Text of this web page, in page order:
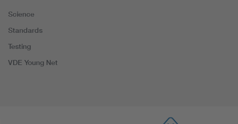
Science
Standards
Testing
VDE Young Net